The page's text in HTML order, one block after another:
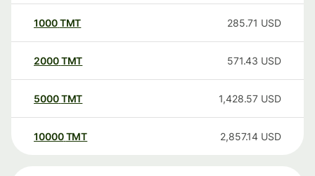
1000TMT 285.71 USD
2000TMT 571.43 USD
5000TMT 1,428.57 USD
10000 TMT 2,857.14 USD